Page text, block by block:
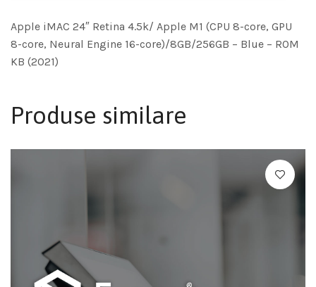
Apple iMAC 24″ Retina 4.5k/ Apple M1 (CPU 8-core, GPU
8-core, Neural Engine 16-core)/8GB/256GB – Blue – ROM
KB (2021)
Produse similare